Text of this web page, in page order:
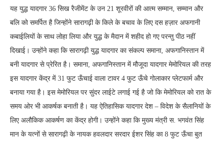
यह युद्ध यादगार 36 सिख रैजीमेंट के उन 21 शूरवीरों की आत्म सम्मान, सम्मान और
बलि को समर्पित है जिन्होंने सारागढ़ी के किले के बचाव के लिए दस हज़ार अफगानी
कबाईलियों के साथ लोहा लिया और युद्ध के मैदान में शहीद हो गए परन्तु पीठ नहीं
दिखाई। उन्होंने कहा कि सारागढ़ी युद्ध यादगार का संकल्प समाना, अफगानिस्तान में
बनी यादगार से प्रेरित है। समाना, अफगानिस्तान में मौजूदा यादगार मेमोरियल की तरह
इस यादगार केंद्र में 31 फुट ऊँचाई वाला टावर 4 फुट ऊँचे गोलाकार प्लेटफार्म और
बनाया गया है। इस मेमोरियल पर सुंदर लाईटे लगाई गई है जो कि मेमोरियल को रात के
समय ओर भी आकर्षक बनाती है। यह ऐतिहासिक यादगार देश – विदेश के सैलानियों के
लिए अलौकिक आकर्षण का केंद्र होगी। उन्होंने कहा कि मुख्य मंत्री स. भगवंत सिंह
मान के यत्नों से सारागढ़ी के नायक हवलदार सरदार ईशर सिंह का 8 फुट ऊँचा बुत